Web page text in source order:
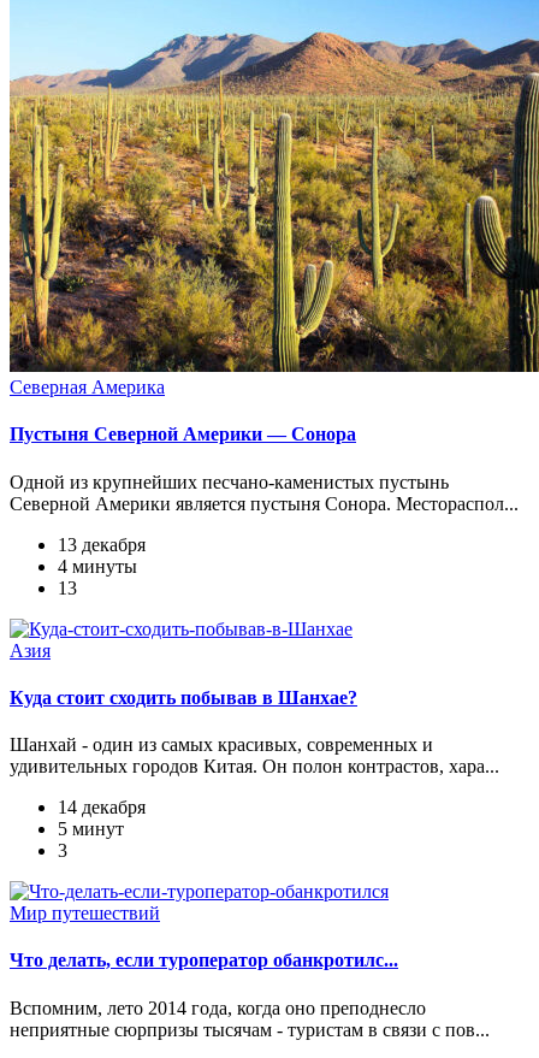
Северная Америка
Пустыня Северной Америки — Сонора
Одной из крупнейших песчано-каменистых пустынь
Северной Америки является пустыня Сонора. Местораспол...
13 декабря
4 минуты
13
Азия
Куда стоит сходить побывав в Шанхае?
Шанхай - один из самых красивых, современных и
удивительных городов Китая. Он полон контрастов, хара...
14 декабря
5 минут
3
Мир путешествий
Что делать, если туроператор обанкротилс...
Вспомним, лето 2014 года, когда оно преподнесло
неприятные сюрпризы тысячам - туристам в связи с пов...